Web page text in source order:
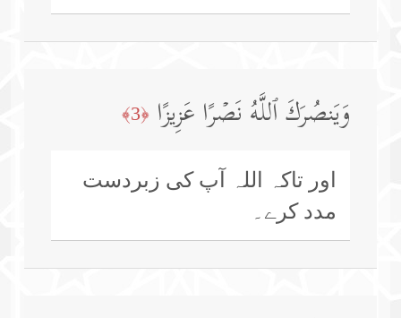
وَیَنصُرَكَ ٱللَّهُ نَصۡرًا عَزِیزًا ﴿3﴾
اور تاکہ اللہ آپ کی زبردست
مدد کرے۔